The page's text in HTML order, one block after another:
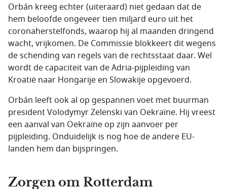
Orbán kreeg echter (uiteraard) niet gedaan dat de
hem beloofde ongeveer tien miljard euro uit het
coronaherstelfonds, waarop hij al maanden dringend
wacht, vrijkomen. De Commissie blokkeert dit wegens
de schending van regels van de rechtsstaat daar. Wel
wordt de capaciteit van de Adria-pijpleiding van
Kroatië naar Hongarije en Slowakije opgevoerd.
Orbán leeft ook al op gespannen voet met buurman
president Volodymyr Zelenski van Oekraïne. Hij vreest
een aanval van Oekraïne op zijn aanvoer per
pijpleiding. Onduidelijk is nog hoe de andere EU-
landen hem dan bijspringen.
Zorgen om Rotterdam